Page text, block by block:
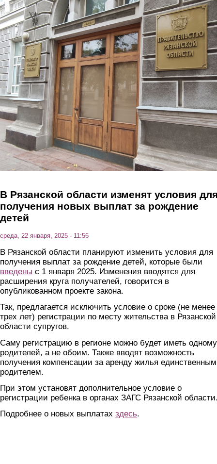
Перейти к основному содержанию
В Рязанской области изменят условия
получения новых выплат за рождение
детей
среда, 22 января, 2025 - 11:56
В Рязанской области планируют изменить условия для
получения выплат за рождение детей, которые были
введены с 1 января 2025. Изменения вводятся для
расширения круга получателей, говорится в
опубликованном проекте закона.
Так, предлагается исключить условие о сроке (не менее
трех лет) регистрации по месту жительства в Рязанской
области супругов.
Саму регистрацию в регионе можно будет иметь
родителей, а не обоим. Также вводят возможность
получения компенсации за аренду жилья единственным
родителем.
При этом установят дополнительное условие о
регистрации ребенка в органах ЗАГС Рязанской
Подробнее о новых выплатах здесь.